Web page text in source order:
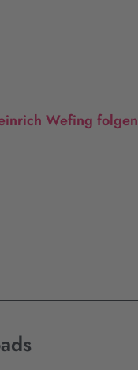
Wefing folgen